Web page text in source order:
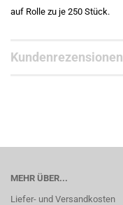
auf Rolle zu je 250 Stück.
Kundenrezensionen
MEHR ÜBER...
Liefer- und Versandkosten